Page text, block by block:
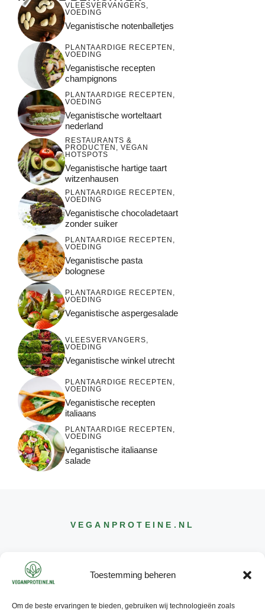
Toestemming beheren
Om de beste ervaringen te bieden, gebruiken wij technologieën zoals
VLEESVERVANGERS,
VOEDING
Veganistische notenballetjes
PLANTAARDIGE RECEPTEN ,
VOEDING
Veganistische recepten
champignons
PLANTAARDIGE RECEPTEN ,
VOEDING
Veganistische worteltaart
nederland
RESTAURANTS &
PRODUCTEN , VEGAN
HOTSPOTS
Veganistische hartige taart
witzenhausen
PLANTAARDIGE RECEPTEN ,
VOEDING
Veganistische chocoladetaart
zonder suiker
PLANTAARDIGE RECEPTEN ,
VOEDING
Veganistische pasta
bolognese
PLANTAARDIGE RECEPTEN ,
VOEDING
Veganistische aspergesalade
VLEESVERVANGERS,
VOEDING
Veganistische winkel utrecht
PLANTAARDIGE RECEPTEN ,
VOEDING
Veganistische recepten
italiaans
PLANTAARDIGE RECEPTEN ,
VOEDING
Veganistische italiaanse
salade
VEGANPROTEINE .NL
CONTACT